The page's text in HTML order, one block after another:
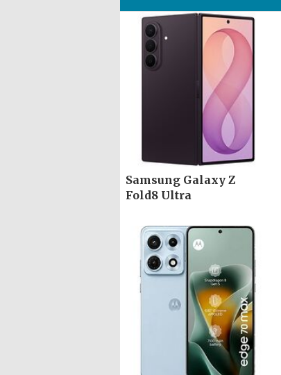
Samsung Galaxy Z
Fold8 Ultra